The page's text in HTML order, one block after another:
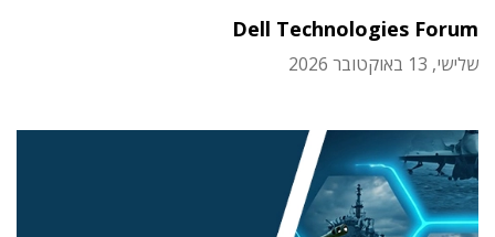
Dell Technologies Forum
שלישי, 13 באוקטובר 2026